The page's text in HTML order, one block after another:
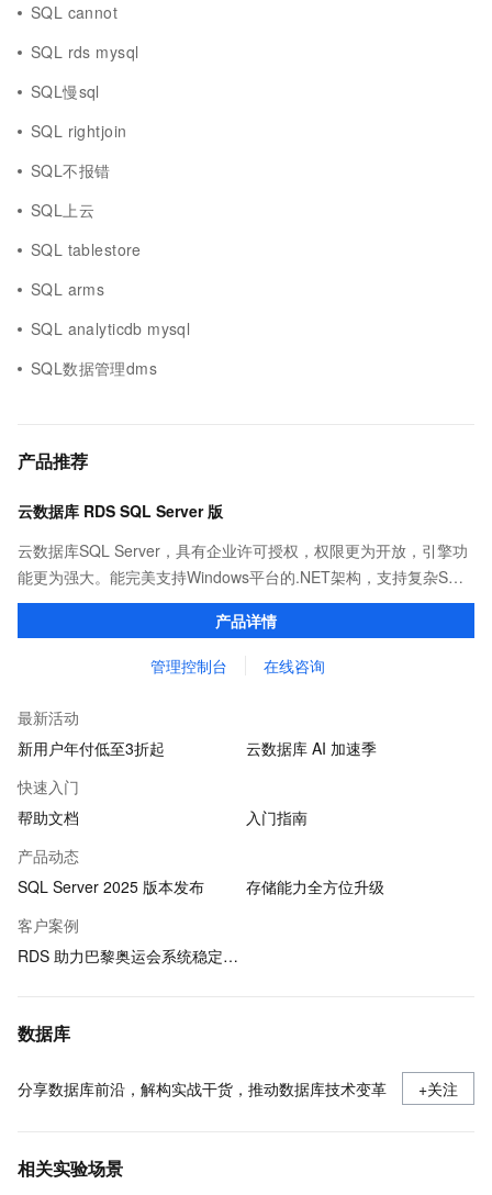
SQL cannot
SQL rds mysql
SQL慢sql
SQL rightjoin
SQL不报错
SQL上云
SQL tablestore
SQL arms
SQL analyticdb mysql
SQL数据管理dms
产品推荐
云数据库 RDS SQL Server 版
云数据库SQL Server，具有企业许可授权，权限更为开放，引擎功
能更为强大。能完美支持Windows平台的.NET架构，支持复杂SQL
查询，性能优秀，并有强大的可视化管理工具，帮助您轻松管理数
产品详情
管理控制台 在线咨询
最新活动
新用户年付低至3折起
云数据库 AI 加速季
快速入门
帮助文档
入门指南
产品动态
SQL Server 2025 版本发布
存储能力全方位升级
客户案例
RDS 助力巴黎奥运会系统稳定运行
数据库
分享数据库前沿，解构实战干货，推动数据库技术变革 +关注
相关实验场景